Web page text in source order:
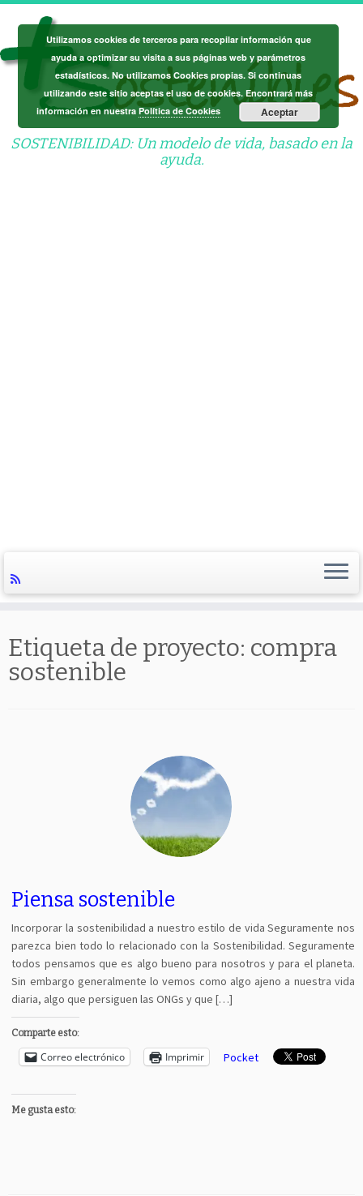
Saltar
contenido
SOSTENIBILIDAD: Un modelo de vida, basado en la
ayuda.
Etiqueta de proyecto: compra
sostenible
Piensa sostenible
Incorporar la sostenibilidad a nuestro estilo de vida Seguramente nos
parezca bien todo lo relacionado con la Sostenibilidad. Seguramente
todos pensamos que es algo bueno para nosotros y para el planeta.
Sin embargo generalmente lo vemos como algo ajeno a nuestra vida
diaria, algo que persiguen las ONGs y que […]
Comparte esto:
Correo electrónico Imprimir Pocket
Me gusta esto:
Utilizamos cookies de terceros para recopilar información que
ayuda a optimizar su visita a sus páginas web y parámetros
estadísticos. No utilizamos Cookies propias. Si continuas
utilizando este sitio aceptas el uso de cookies. Encontrará más
información en nuestraPolítica de Cookies Aceptar